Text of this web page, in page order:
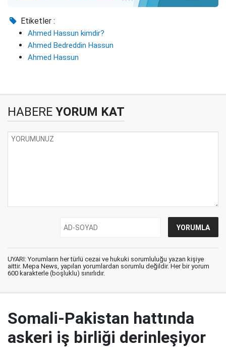
Etiketler :
Ahmed Hassun kimdir?
Ahmed Bedreddin Hassun
Ahmed Hassun
HABERE YORUM KAT
UYARI: Yorumların her türlü cezai ve hukuki sorumluluğu yazan kişiye
aittir. Mepa News, yapılan yorumlardan sorumlu değildir. Her bir yorum
600 karakterle (boşluklu) sınırlıdır.
Somali-Pakistan hattında
askeri iş birliği derinleşiyor